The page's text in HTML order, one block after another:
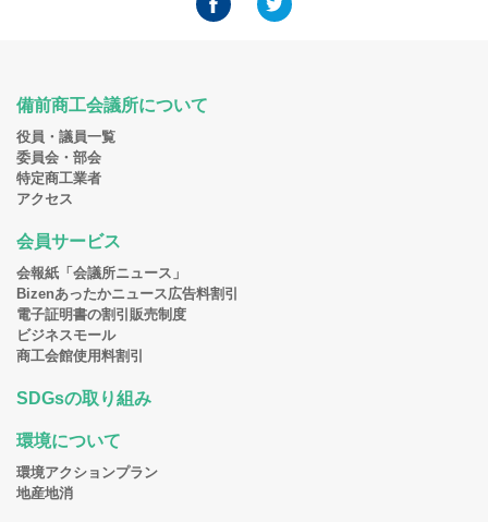
備前商工会議所について
役員・議員一覧
委員会・部会
特定商工業者
アクセス
会員サービス
会報紙「会議所ニュース」
Bizenあったかニュース広告料割引
電子証明書の割引販売制度
ビジネスモール
商工会館使用料割引
SDGsの取り組み
環境について
環境アクションプラン
地産地消